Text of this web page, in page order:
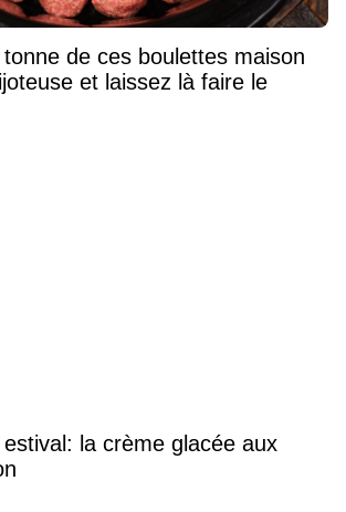
de ces boulettes maison
et laissez là faire le
la crème glacée aux